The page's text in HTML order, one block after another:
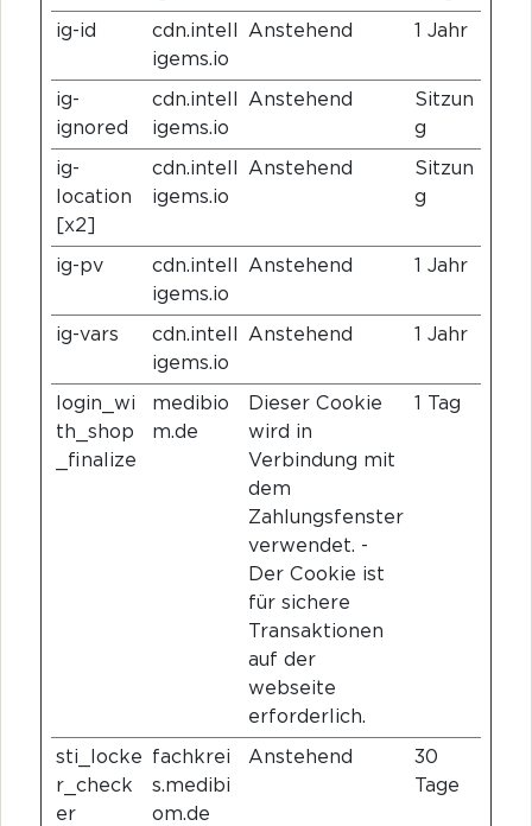
ig-id
cdn.intell
igems.io
Anstehend 1 Jahr
ig-
ignored
cdn.intell
igems.io
Anstehend
Sitzun
g
ig-
location
[x2]
cdn.intell
igems.io
Anstehend
Sitzun
g
ig-pv
cdn.intell
igems.io
Anstehend 1 Jahr
ig-vars
cdn.intell
igems.io
Anstehend 1 Jahr
login_wi
th_shop
_finalize
medibio
m.de
Dieser Cookie
wird in
Verbindung mit
dem
Zahlungsfenster
verwendet. -
Der Cookie ist
für sichere
Transaktionen
auf der
webseite
erforderlich.
1 Tag
sti_locke
r_check
er
fachkrei
s.medibi
om.de
Anstehend
30
Tage